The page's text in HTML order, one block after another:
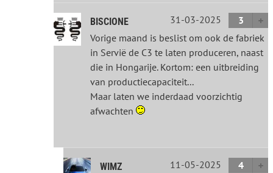
BISCIONE 31-03-2025
3
Vorige maand is beslist om ook de fabriek
in Servië de C3 te laten produceren, naast
die in Hongarije. Kortom: een uitbreiding
van productiecapaciteit...
Maar laten we inderdaad voorzichtig
afwachten
WIMZ 11-05-2025
4